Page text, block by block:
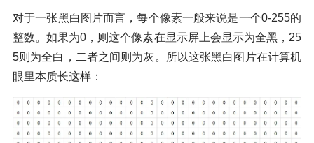
对于一张黑白图片而言，每个像素一般来说是一个0-255的
整数。如果为0，则这个像素在显示屏上会显示为全黑，25
5则为全白，二者之间则为灰。所以这张黑白图片在计算机
眼里本质长这样：